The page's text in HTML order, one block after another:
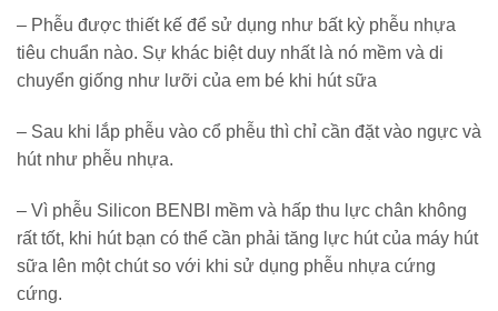
– Phễu được thiết kế để sử dụng như bất kỳ phễu nhựa
tiêu chuẩn nào. Sự khác biệt duy nhất là nó mềm và di
chuyển giống như lưỡi của em bé khi hút sữa
– Sau khi lắp phễu vào cổ phễu thì chỉ cần đặt vào ngực và
hút như phễu nhựa.
– Vì phễu Silicon BENBI mềm và hấp thu lực chân không
rất tốt, khi hút bạn có thể cần phải tăng lực hút của máy hút
sữa lên một chút so với khi sử dụng phễu nhựa cứng
cứng.